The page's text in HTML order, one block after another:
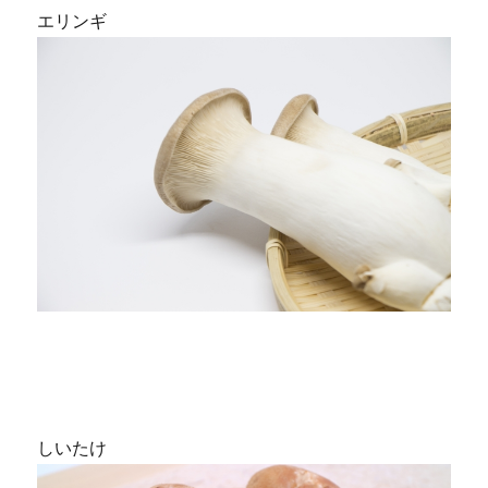
エリンギ
しいたけ